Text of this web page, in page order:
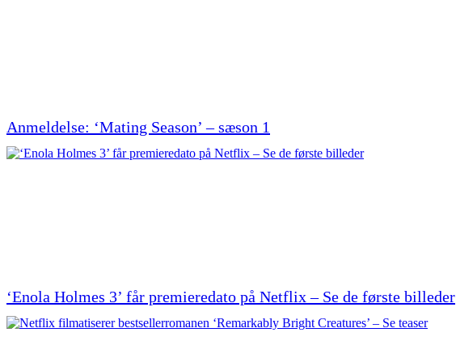
Anmeldelse: ‘Mating Season’ – sæson 1
‘Enola Holmes 3’ får premieredato på Netflix – Se de første billeder